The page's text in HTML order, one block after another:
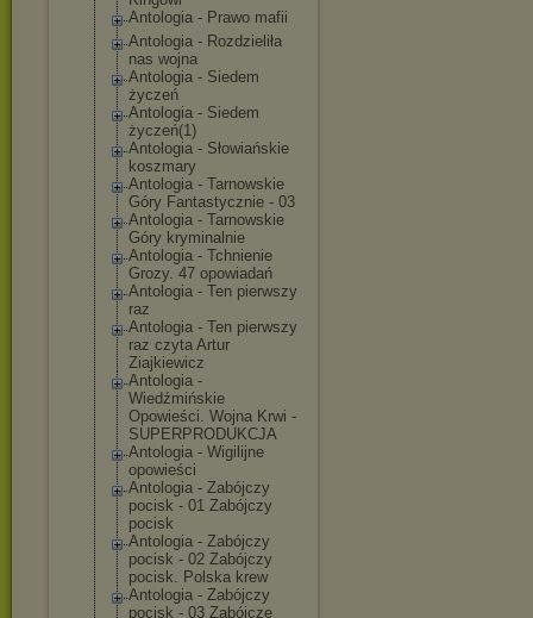
Antologia - Prawo mafii
Antologia - Rozdzieliła
nas wojna
Antologia - Siedem
życzeń
Antologia - Siedem
życzeń(1)
Antologia - Słowiańskie
koszmary
Antologia - Tarnowskie
Góry Fantastycznie - 03
Antologia - Tarnowskie
Góry kryminalnie
Antologia - Tchnienie
Grozy. 47 opowiadań
Antologia - Ten pierwszy
raz
Antologia - Ten pierwszy
raz czyta Artur
Ziajkiewicz
Antologia -
Wiedźmińskie
Opowieści. Wojna Krwi -
SUPERPRODUKCJA
Antologia - Wigilijne
opowieści
Antologia - Zabójczy
pocisk - 01 Zabójczy
pocisk
Antologia - Zabójczy
pocisk - 02 Zabójczy
pocisk. Polska krew
Antologia - Zabójczy
pocisk - 03 Zabójcze